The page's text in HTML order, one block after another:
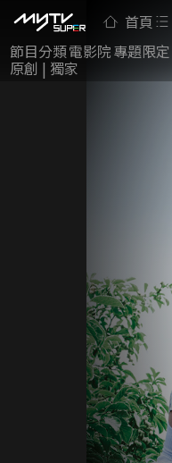
首頁
節目分類電影院專題限定
原創 | 獨家